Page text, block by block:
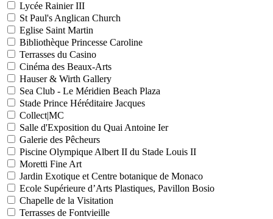
Lycée Rainier III
St Paul's Anglican Church
Eglise Saint Martin
Bibliothèque Princesse Caroline
Terrasses du Casino
Cinéma des Beaux-Arts
Hauser & Wirth Gallery
Sea Club - Le Méridien Beach Plaza
Stade Prince Héréditaire Jacques
Collect|MC
Salle d'Exposition du Quai Antoine Ier
Galerie des Pêcheurs
Piscine Olympique Albert II du Stade Louis II
Moretti Fine Art
Jardin Exotique et Centre botanique de Monaco
Ecole Supérieure d’Arts Plastiques, Pavillon Bosio
Chapelle de la Visitation
Terrasses de Fontvieille